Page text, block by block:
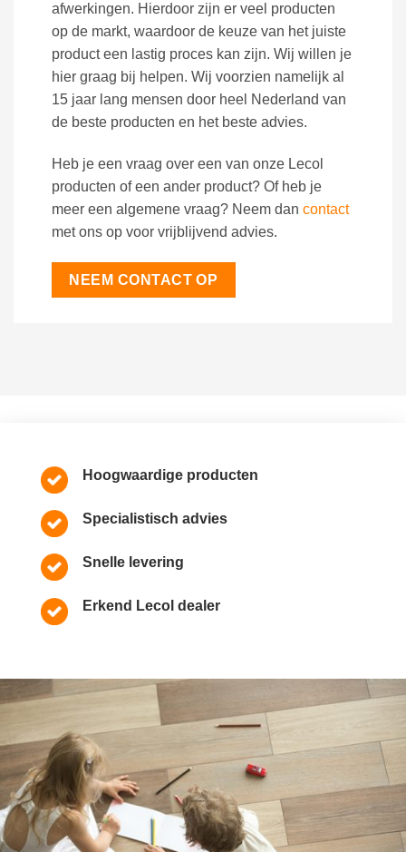
afwerkingen. Hierdoor zijn er veel producten
op de markt, waardoor de keuze van het juiste
product een lastig proces kan zijn. Wij willen je
hier graag bij helpen. Wij voorzien namelijk al
15 jaar lang mensen door heel Nederland van
de beste producten en het beste advies.
Heb je een vraag over een van onze Lecol
producten of een ander product? Of heb je
meer een algemene vraag? Neem dan contact
met ons op voor vrijblijvend advies.
NEEM CONTACT OP
Hoogwaardige producten
Specialistisch advies
Snelle levering
Erkend Lecol dealer